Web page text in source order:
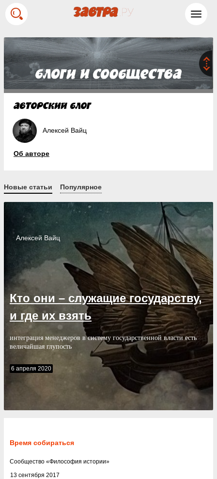
Алексей Вайц
Об авторе
Новые статьи Популярное
Алексей Вайц
Кто они – служащие государству,
и где их взять
интеграция менеджеров в систему государственной власти есть
величайшая глупость
6 апреля 2020
Время собираться
13 сентября 2017
Cообщество «Философия истории»